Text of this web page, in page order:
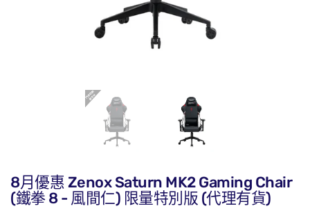
8月優惠 Zenox Saturn MK2 Gaming Chair
(鐵拳 8 - 風間仁) 限量特別版 (代理有貨)